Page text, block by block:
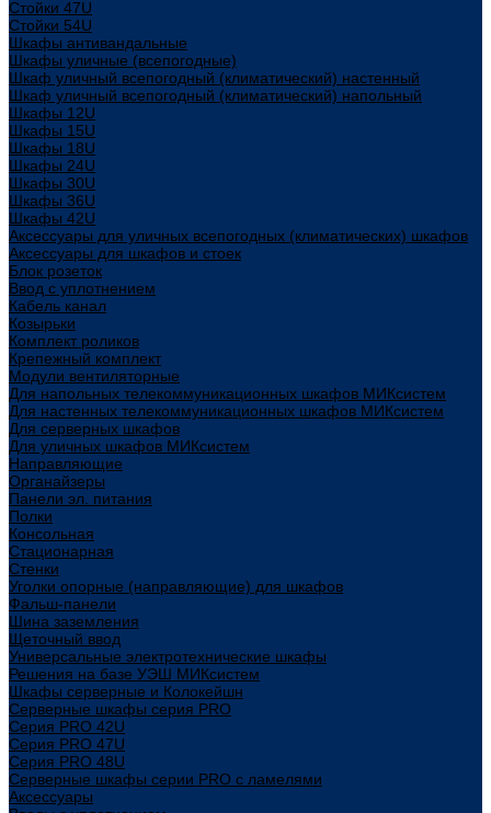
Стойки 47U
Стойки 54U
Шкафы антивандальные
Шкафы уличные (всепогодные)
Шкаф уличный всепогодный (климатический) настенный
Шкаф уличный всепогодный (климатический) напольный
Шкафы 12U
Шкафы 15U
Шкафы 18U
Шкафы 24U
Шкафы 30U
Шкафы 36U
Шкафы 42U
Аксессуары для уличных всепогодных (климатических) шкафов
Аксессуары для шкафов и стоек
Блок розеток
Ввод с уплотнением
Кабель канал
Козырьки
Комплект роликов
Крепежный комплект
Модули вентиляторные
Для напольных телекоммуникационных шкафов МИКсистем
Для настенных телекоммуникационных шкафов МИКсистем
Для серверных шкафов
Для уличных шкафов МИКсистем
Направляющие
Органайзеры
Панели эл. питания
Полки
Консольная
Стационарная
Стенки
Уголки опорные (направляющие) для шкафов
Фальш-панели
Шина заземления
Щеточный ввод
Универсальные электротехнические шкафы
Решения на базе УЭШ МИКсистем
Шкафы серверные и Колокейшн
Серверные шкафы серия PRO
Серия PRO 42U
Серия PRO 47U
Серия PRO 48U
Серверные шкафы серии PRO с ламелями
Аксессуары